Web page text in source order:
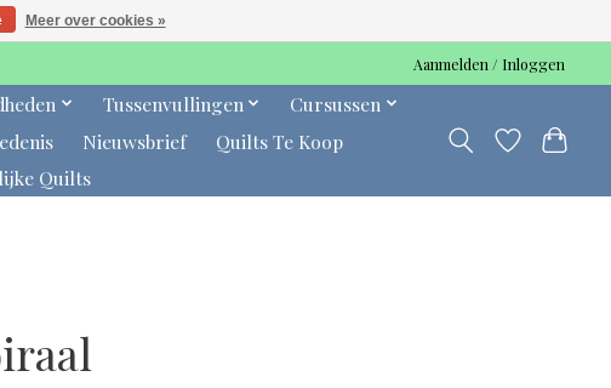
Aanmelden / Inloggen
Tussenvullingen
Cursussen
Nieuwsbrief
Quilts Te Koop
Quilts
Meer over cookies »